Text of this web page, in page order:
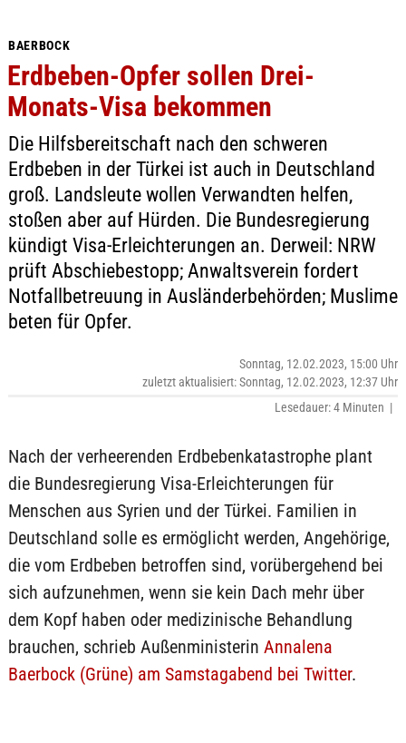
BAERBOCK
Erdbeben-Opfer sollen Drei-
Monats-Visa bekommen
Die Hilfsbereitschaft nach den schweren
Erdbeben in der Türkei ist auch in Deutschland
groß. Landsleute wollen Verwandten helfen,
stoßen aber auf Hürden. Die Bundesregierung
kündigt Visa-Erleichterungen an. Derweil: NRW
prüft Abschiebestopp; Anwaltsverein fordert
Notfallbetreuung in Ausländerbehörden; Muslime
beten für Opfer.
Sonntag, 12.02.2023, 15:00 Uhr
zuletzt aktualisiert: Sonntag, 12.02.2023, 12:37 Uhr
Lesedauer: 4 Minuten |
Nach der verheerenden Erdbebenkatastrophe plant
die Bundesregierung Visa-Erleichterungen für
Menschen aus Syrien und der Türkei. Familien in
Deutschland solle es ermöglicht werden, Angehörige,
die vom Erdbeben betroffen sind, vorübergehend bei
sich aufzunehmen, wenn sie kein Dach mehr über
dem Kopf haben oder medizinische Behandlung
brauchen, schrieb Außenministerin Annalena
Baerbock (Grüne) am Samstagabend bei Twitter.